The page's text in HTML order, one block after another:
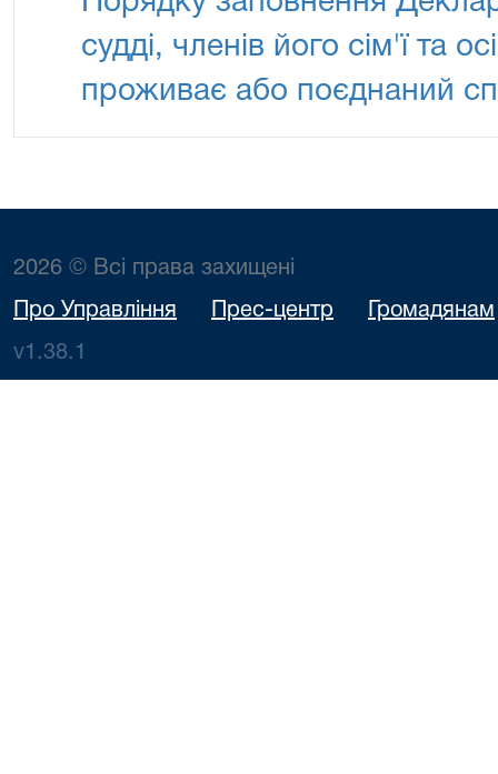
судді, членів його сім'ї та
проживає або поєднаний
2026 © Всі права захищені
Про Управління Прес-центр Громадянам
v1.38.1